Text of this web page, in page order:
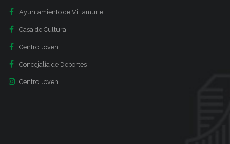
Ayuntamiento de Villamuriel
Casa de Cultura
Centro Joven
Concejalía de Deportes
Centro Joven